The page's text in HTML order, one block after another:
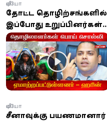
தோட்ட தொழிற்சங்களில்
இப்போது உறுப்பினர்கள்
இல்லை, சம்பள உயர்வு
வெறும் ‘பொய் நாடகம்’:
ஹரின்
வீடியோ
சீனாவுக்கு பயணமானார்
வீடியோ